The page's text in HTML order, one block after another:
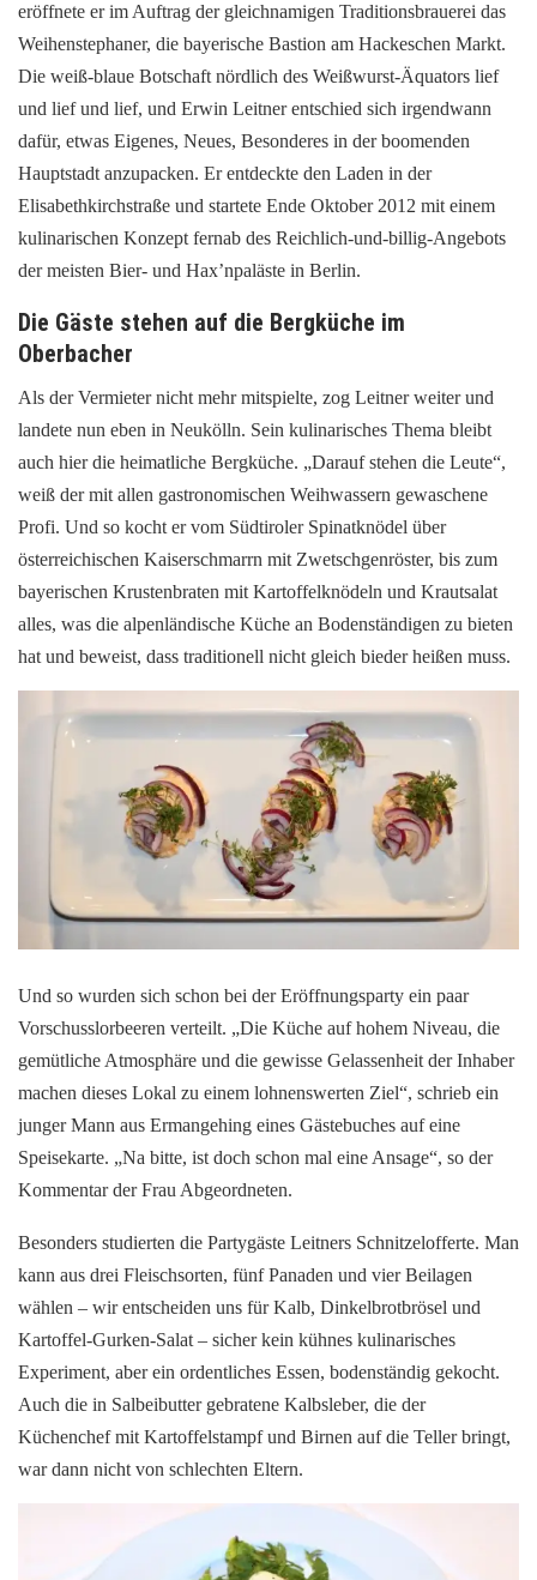
eröffnete er im Auftrag der gleichnamigen Traditionsbrauerei das
Weihenstephaner, die bayerische Bastion am Hackeschen Markt.
Die weiß-blaue Botschaft nördlich des Weißwurst-Äquators lief
und lief und lief, und Erwin Leitner entschied sich irgendwann
dafür, etwas Eigenes, Neues, Besonderes in der boomenden
Hauptstadt anzupacken. Er entdeckte den Laden in der
Elisabethkirchstraße und startete Ende Oktober 2012 mit einem
kulinarischen Konzept fernab des Reichlich-und-billig-Angebots
der meisten Bier- und Hax’npaläste in Berlin.
Die Gäste stehen auf die Bergküche im
Oberbacher
Als der Vermieter nicht mehr mitspielte, zog Leitner weiter und
landete nun eben in Neukölln. Sein kulinarisches Thema bleibt
auch hier die heimatliche Bergküche. „Darauf stehen die Leute“,
weiß der mit allen gastronomischen Weihwassern gewaschene
Profi. Und so kocht er vom Südtiroler Spinatknödel über
österreichischen Kaiserschmarrn mit Zwetschgenröster, bis zum
bayerischen Krustenbraten mit Kartoffelknödeln und Krautsalat
alles, was die alpenländische Küche an Bodenständigen zu bieten
hat und beweist, dass traditionell nicht gleich bieder heißen muss.
Und so wurden sich schon bei der Eröffnungsparty ein paar
Vorschusslorbeeren verteilt. „Die Küche auf hohem Niveau, die
gemütliche Atmosphäre und die gewisse Gelassenheit der Inhaber
machen dieses Lokal zu einem lohnenswerten Ziel“, schrieb ein
junger Mann aus Ermangehing eines Gästebuches auf eine
Speisekarte. „Na bitte, ist doch schon mal eine Ansage“, so der
Kommentar der Frau Abgeordneten.
Besonders studierten die Partygäste Leitners Schnitzelofferte. Man
kann aus drei Fleischsorten, fünf Panaden und vier Beilagen
wählen – wir entscheiden uns für Kalb, Dinkelbrotbrösel und
Kartoffel-Gurken-Salat – sicher kein kühnes kulinarisches
Experiment, aber ein ordentliches Essen, bodenständig gekocht.
Auch die in Salbeibutter gebratene Kalbsleber, die der
Küchenchef mit Kartoffelstampf und Birnen auf die Teller bringt,
war dann nicht von schlechten Eltern.